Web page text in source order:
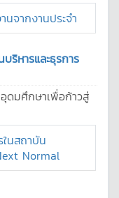
จากงานประจำ
ริหารและธุรการ
ดมศึกษาเพื่อก้าวสู่
นสถาบัน
Normal